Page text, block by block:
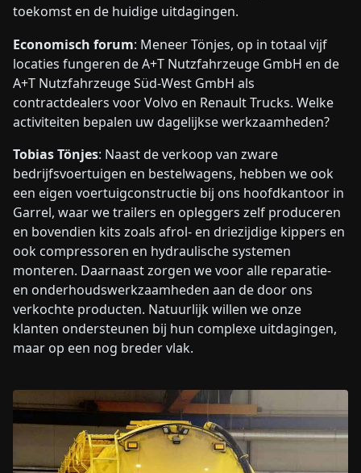
toekomst en de huidige uitdagingen.
Economisch forum: Meneer Tönjes, op in totaal vijf
locaties fungeren de A+T Nutzfahrzeuge GmbH en de
A+T Nutzfahrzeuge Süd-West GmbH als
contractdealers voor Volvo en Renault Trucks. Welke
activiteiten bepalen uw dagelijkse werkzaamheden?
Tobias Tönjes: Naast de verkoop van zware
bedrijfsvoertuigen en bestelwagens, hebben we ook
een eigen voertuigconstructie bij ons hoofdkantoor in
Garrel, waar we trailers en opleggers zelf produceren
en bovendien kits zoals afrol- en driezijdige kippers en
ook compressoren en hydraulische systemen
monteren. Daarnaast zorgen we voor alle reparatie-
en onderhoudswerkzaamheden aan de door ons
verkochte producten. Natuurlijk willen we onze
klanten ondersteunen bij hun complexe uitdagingen,
maar op een nog breder vlak.